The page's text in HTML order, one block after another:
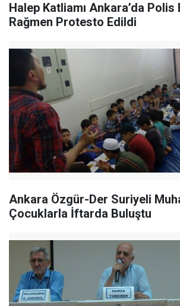
Halep Katliamı Ankara’da Polis
Rağmen Protesto Edildi
Ankara Özgür-Der Suriyeli
Çocuklarla İftarda Buluştu